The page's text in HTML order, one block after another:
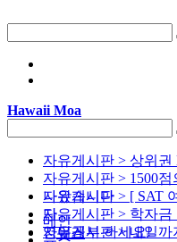
Hawaii Moa
자유게시판 > 상위권
자유게시판 > 1500
나왔습니다
자유게시판 > [ SAT
단…
자유게시판 > 학자
영어공부 하세요!
자유게시판 > 내일까
뉴스
메인